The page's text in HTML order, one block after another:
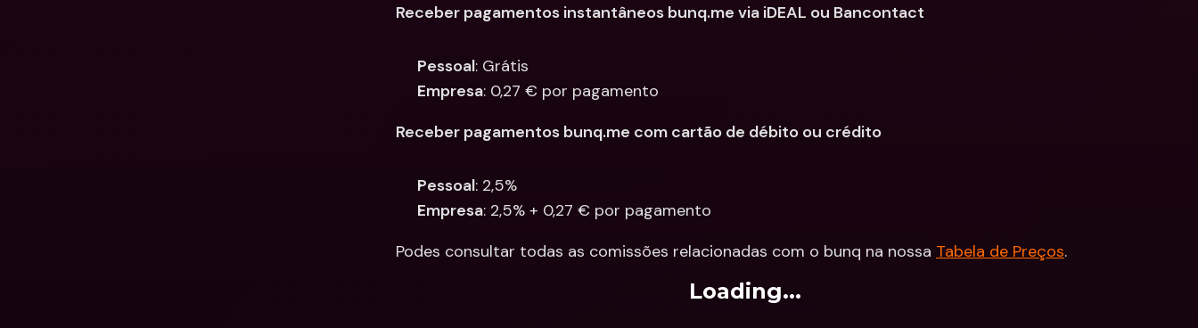
Receber pagamentos instantâneos bunq.me via iDEAL ou Bancontact
Pessoal: Grátis
Empresa: 0,27 € por pagamento
Receber pagamentos bunq.me com cartão de débito ou crédito
Pessoal: 2,5%
Empresa: 2,5% + 0,27 € por pagamento
Podes consultar todas as comissões relacionadas com o bunq na nossa Tabela de Preços.
Loading...